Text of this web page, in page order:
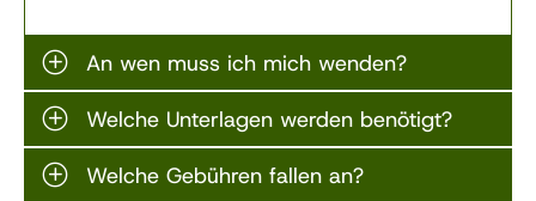
An wen muss ich mich wenden?
Welche Unterlagen werden benötigt?
Welche Gebühren fallen an?